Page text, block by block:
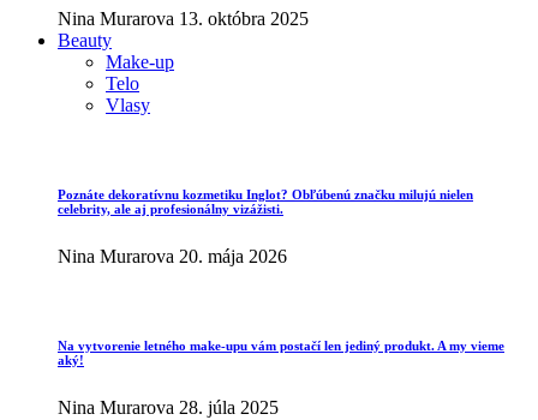
Nina Murarova 13. októbra 2025
Beauty
Make-up
Telo
Vlasy
Poznáte dekoratívnu kozmetiku Inglot? Obľúbenú značku milujú nielen
celebrity, ale aj profesionálny vizážisti.
Nina Murarova 20. mája 2026
Na vytvorenie letného make-upu vám postačí len jediný produkt. A my vieme
aký!
Nina Murarova 28. júla 2025